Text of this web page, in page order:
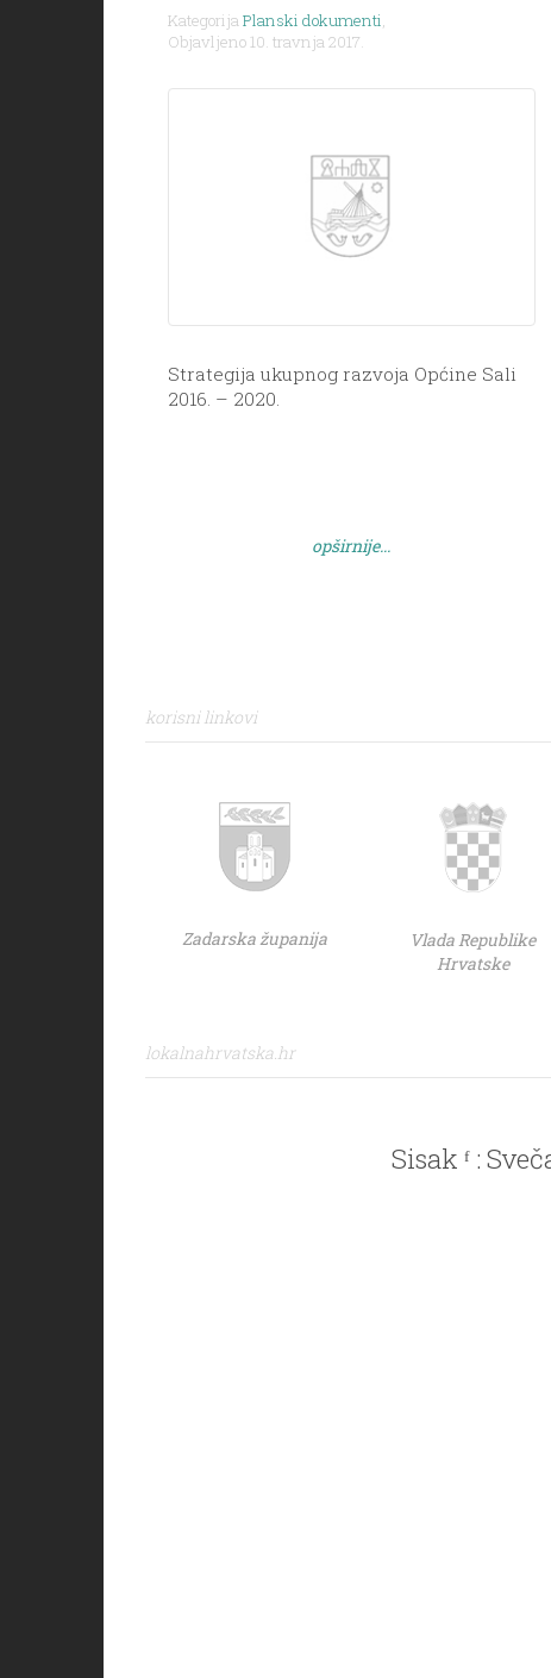
KategorijaPlanski dokumenti,
Objavljeno 10. travnja 2017.
Strategija ukupnog razvoja Općine Sali
2016. – 2020.
opširnije...
korisni linkovi
Zadarska županija
Vlada Republike
Hrvatske
lokalnahrvatska.hr